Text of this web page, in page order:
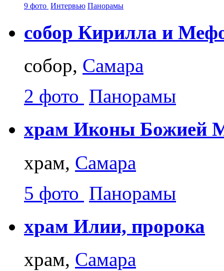
9 фото Интервью Панорамы
собор Кирилла и
собор, Самара
2 фото Панорамы
храм Иконы Божией
храм, Самара
5 фото Панорамы
храм Илии, пророка
храм, Самара